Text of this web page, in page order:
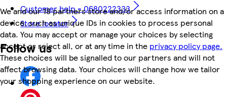
We and our 18 partners store and/or access information on a
device, such as unique IDs in cookies to process personal
data. You may accept or manage your choices by selecting
accept or reject all, or at any time in the privacy policy page.
These choices will be signalled to our partners and will not
affect browsing data. Your choices will change how we tailor
your shopping experience on our website.
Customer help - 0680222333
Store locator
Follow us